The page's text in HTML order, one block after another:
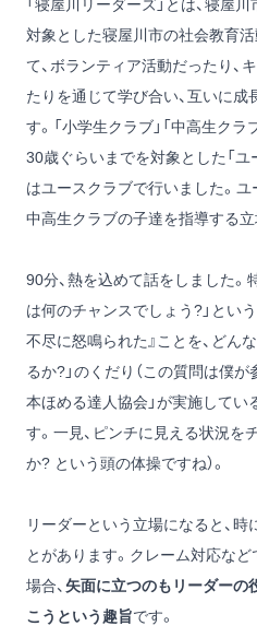
「寝屋川リーダーズ」とは、寝屋
対象とした寝屋川市の社会教育活
て、ボランティア活動だったり、
たりを通じて学び合い、互いに
す。「小学生クラブ」「中高生ク
30歳ぐらいまでを対象とした「ユ
はユースクラブで行いました。ユ
中高生クラブの子達を指導する立
90分、熱を込めて話をしました。
は何のチャンスでしょう?」とい
不尽に怒鳴られた』ことを、どん
るか?」のくだり（この質問は僕が
本ほめる達人協会」が実施してい
す。一見、ピンチに見える状況を
か? という頭の体操ですね）。
リーダーという立場になると、
とがあります。クレーム対応など
場合、 矢面に立つのもリーダーの
こうという趣旨です。